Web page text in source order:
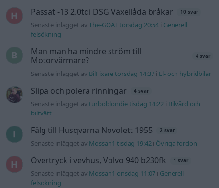
Passat -13 2.0tdi DSG Växellåda bråkar 10 svar
Senaste inlägget avThe-GOAT torsdag 20:54 i Generell
felsökning
Man man ha mindre ström till
Motorvärmare?
4 svar
Senaste inlägget av BilFixare torsdag 14:37 i El- och hybridbilar
Slipa och polera rinningar 4 svar
Senaste inlägget avturboblondie tisdag 14:22 i Bilvård och
biltvätt
Fälg till Husqvarna Novolett 1955 2 svar
Senaste inlägget av Mossan1 tisdag 19:42 i Övriga fordon
Övertryck i vevhus, Volvo 940 b230fk 1 svar
Senaste inlägget av Mossan1 onsdag 11:07 i Generell
felsökning